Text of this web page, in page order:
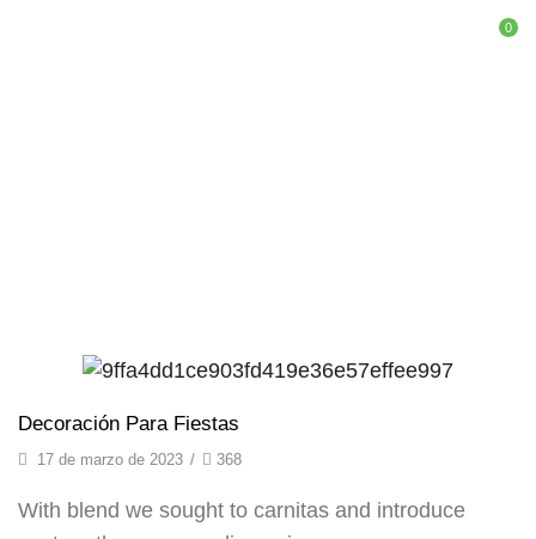
0
Decoración Para Fiestas
17 de marzo de 2023 / 368
With blend we sought to carnitas and introduce